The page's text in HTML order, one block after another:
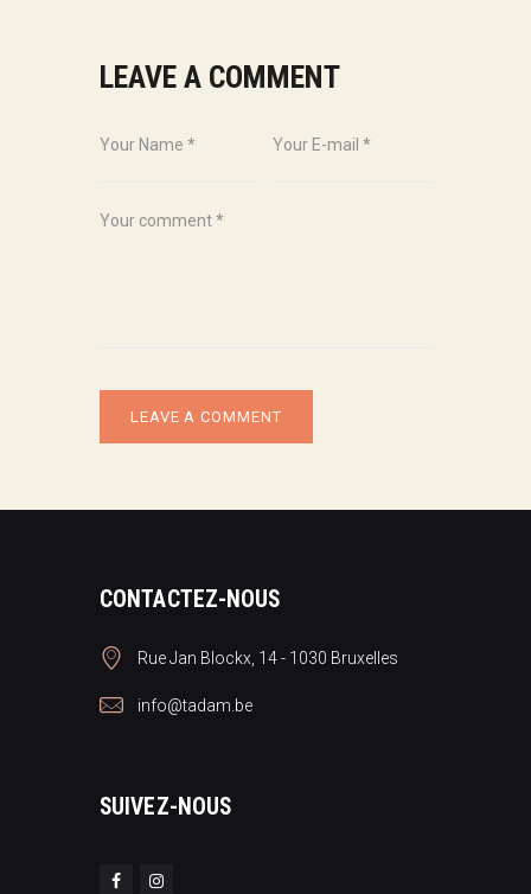
LEAVE A COMMENT
CONTACTEZ-NOUS
Rue Jan Blockx, 14 - 1030 Bruxelles
info@tadam.be
SUIVEZ-NOUS